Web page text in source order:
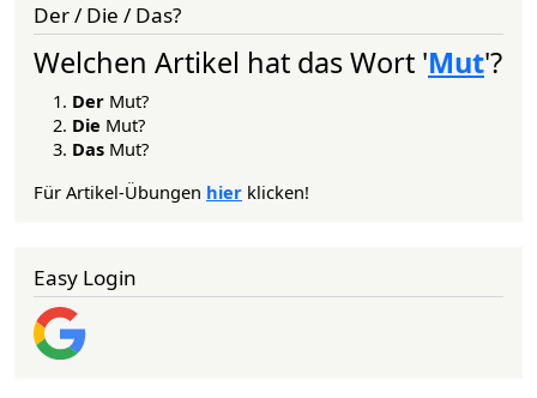
Der / Die / Das?
Welchen Artikel hat das Wort 'Mut'?
Der Mut?
Die Mut?
Das Mut?
Für Artikel-Übungen hier klicken!
Easy Login